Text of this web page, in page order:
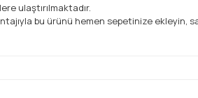
ulaştırılmaktadır.
bu ürünü hemen sepetinize ekleyin,